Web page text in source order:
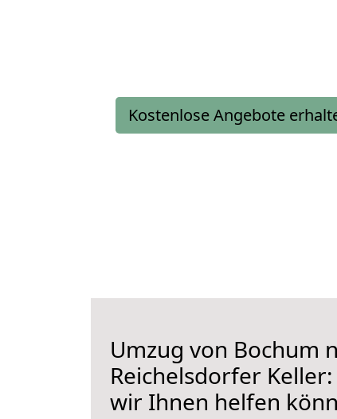
Kostenlose Angebote
Umzug von Bochum
Reichelsdorfer
wir Ihnen helfen